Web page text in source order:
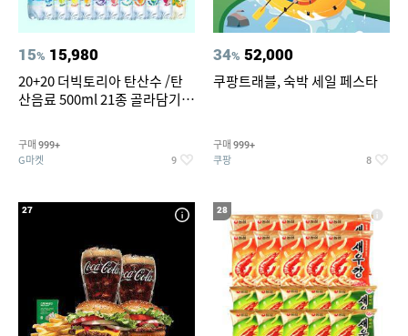
15% 15,980
20+20 더빅토리아 탄산수 /탄
산음료 500ml 21종 골라담기
구매 999+
G마켓 9
34% 52,000
쿠팡트래블, 숙박 세일 페스타
구매 999+
쿠팡 8
27 28